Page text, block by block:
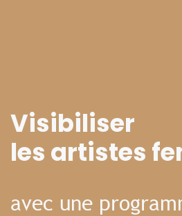
Visibiliser
les artistes
avec une